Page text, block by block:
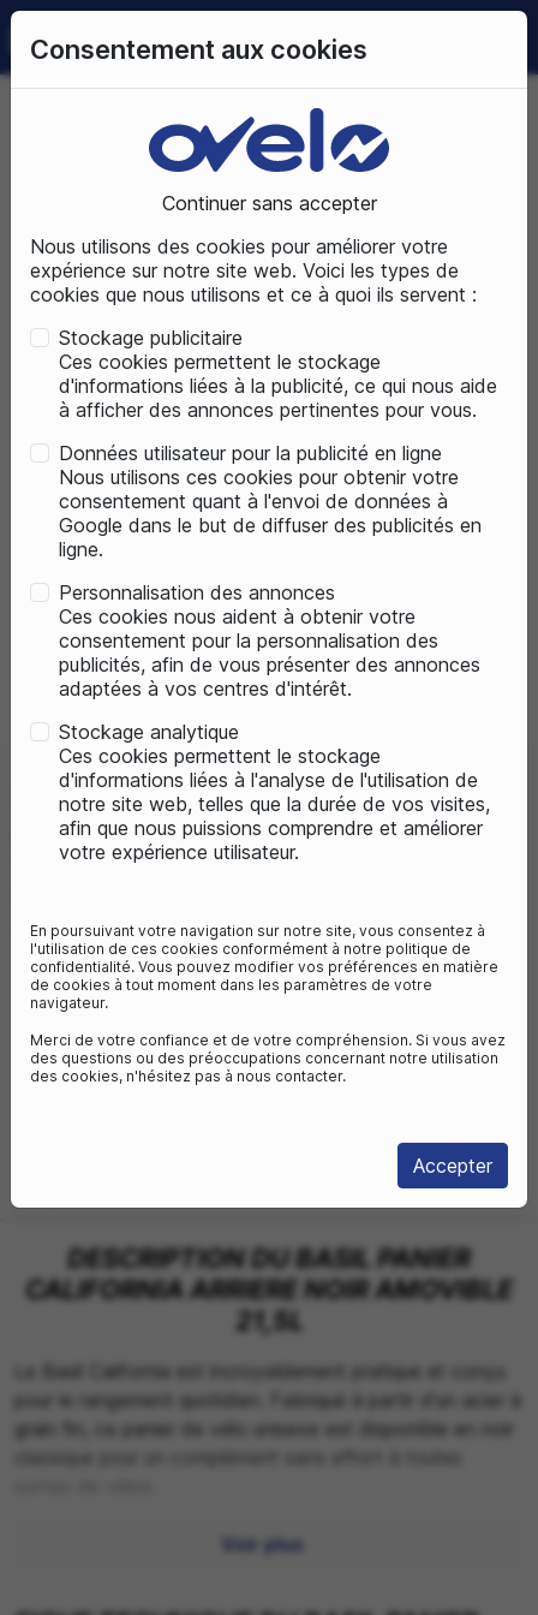
Consentement aux cookies
Continuer sans accepter
Nous utilisons des cookies pour améliorer votre
expérience sur notre site web. Voici les types de
cookies que nous utilisons et ce à quoi ils servent :
Stockage publicitaire
Ces cookies permettent le stockage
d'informations liées à la publicité, ce qui nous aide
à afficher des annonces pertinentes pour vous.
Données utilisateur pour la publicité en ligne
Nous utilisons ces cookies pour obtenir votre
consentement quant à l'envoi de données à
Google dans le but de diffuser des publicités en
ligne.
Personnalisation des annonces
Ces cookies nous aident à obtenir votre
consentement pour la personnalisation des
publicités, afin de vous présenter des annonces
adaptées à vos centres d'intérêt.
Stockage analytique
Ces cookies permettent le stockage
d'informations liées à l'analyse de l'utilisation de
notre site web, telles que la durée de vos visites,
afin que nous puissions comprendre et améliorer
votre expérience utilisateur.
En poursuivant votre navigation sur notre site, vous consentez à
l'utilisation de ces cookies conformément à notre politique de
confidentialité. Vous pouvez modifier vos préférences en matière
de cookies à tout moment dans les paramètres de votre
navigateur.
Merci de votre confiance et de votre compréhension. Si vous avez
des questions ou des préoccupations concernant notre utilisation
des cookies, n'hésitez pas à nous contacter.
Accepter
09 72 50 25 70 LUNDI AU SAMEDIDE 10H À 19H
Pièces détachées
Nos marques accessoires
PIÈCES DÉTACHÉES
BASIL PANIER CALIFORNIA
ARRIERE NOIR AMOVIBLE 21,5L
Référence : bas11060
8avis
 Derniers articles en stock
Choisir mon magasin
DESCRIPTION DU BASIL PANIER
CALIFORNIA ARRIERE NOIR AMOVIBLE
21,5L
Le Basil California est incroyablement pratique et conçu
pour le rangement quotidien. Fabriqué à partir d'un acier à
grain fin, ce panier de vélo unisexe est disponible en noir
Voir plus